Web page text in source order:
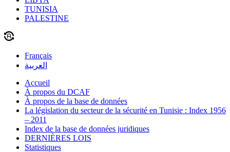
TUNISIA
PALESTINE
Français
العربية
Accueil
À propos du DCAF
À propos de la base de données
La législation du secteur de la sécurité en Tunisie : Index 1956
– 2011
Index de la base de données juridiques
DERNIÈRES LOIS
Statistiques